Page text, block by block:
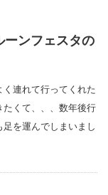
ーンフェスタの
連れて行ってくれた
くて、、、数年後行
を運んでしまいまし